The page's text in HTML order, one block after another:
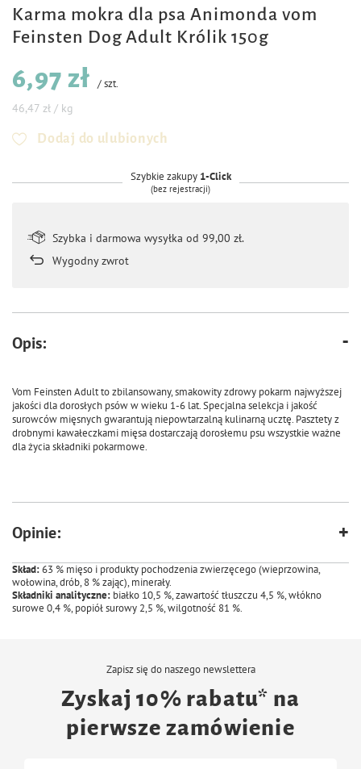
Karma mokra dla psa Animonda vom
Feinsten Dog Adult Królik 150g
6,97 zł /szt.
46,47 zł / kg
Dodaj do ulubionych
Szybkie zakupy 1-Click
(bez rejestracji)
Szybka i darmowa wysyłka od 99,00 zł.
Wygodny zwrot
Opis:
Vom Feinsten Adult to zbilansowany, smakowity zdrowy pokarm najwyższej
jakości dla dorosłych psów w wieku 1-6 lat. Specjalna selekcja i jakość
surowców mięsnych gwarantują niepowtarzalną kulinarną ucztę. Pasztety z
drobnymi kawałeczkami mięsa dostarczają dorosłemu psu wszystkie ważne
dla życia składniki pokarmowe.
Opinie:
Skład:63 % mięso i produkty pochodzenia zwierzęcego (wieprzowina,
wołowina, drób, 8 % zając), minerały.
Składniki analityczne: białko 10,5 %, zawartość tłuszczu 4,5 %, włókno
surowe 0,4 %, popiół surowy 2,5 %, wilgotność 81 %.
Zapisz się do naszego newslettera
Zyskaj 10% rabatu* na
pierwsze zamówienie